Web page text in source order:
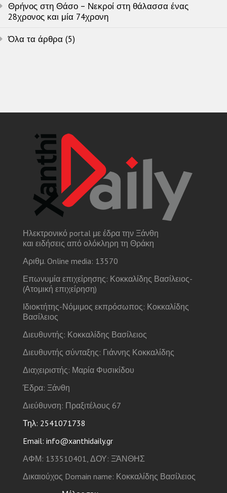
Θρήνος στη Θάσο – Νεκροί στη θάλασσα ένας
28χρονος και μία 74χρονη
Όλα τα άρθρα (5)
Ηλεκτρονικό portal με έδρα την Ξάνθη
και ειδήσεις από ολόκληρη τη Θράκη
Αριθμ. Online media: 13570
Επωνυμία επιχείρησης: Κοκκαλίδης Βασίλειος-
(Ατομική επιχείρηση)
Ιδιοκτήτης-Νόμιμος εκπρόσωπος: Κοκκαλίδης
Βασίλειος
Διευθυντής: Κοκκαλίδης Βασίλειος
Διευθυντής σύνταξης: Γιάννης Κοκκαλίδης
Διαχειριστής: Μαρία Φυσικίδου
Έδρα: Ξάνθη
Διεύθυνση: Πραξιτέλους 67
Τηλ: 2541071738
Email: info@xanthidaily.gr
ΑΦΜ: 133510401, ΔΟΥ: ΞΆΝΘΗΣ
Δικαιούχος Domain name: Κοκκαλίδης Βασίλειος